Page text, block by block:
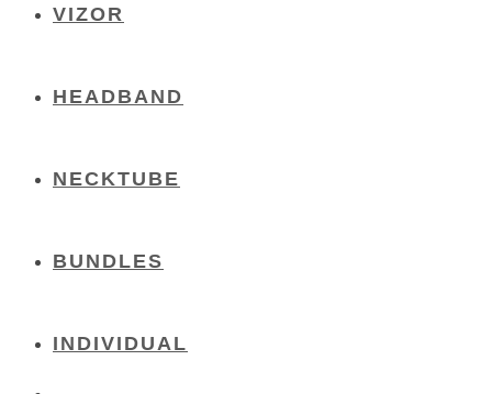
VIZOR
HEADBAND
NECKTUBE
BUNDLES
INDIVIDUAL